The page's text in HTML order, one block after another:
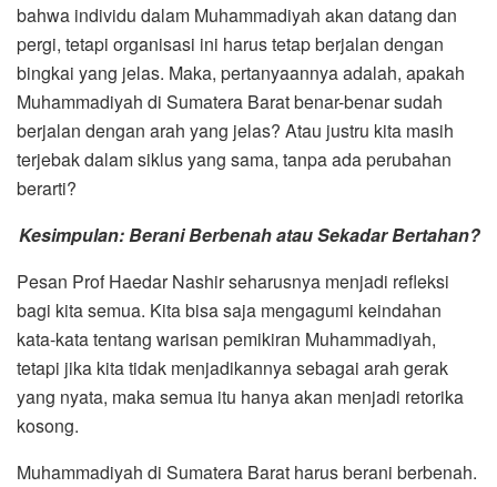
bahwa individu dalam Muhammadiyah akan datang dan
pergi, tetapi organisasi ini harus tetap berjalan dengan
bingkai yang jelas. Maka, pertanyaannya adalah, apakah
Muhammadiyah di Sumatera Barat benar-benar sudah
berjalan dengan arah yang jelas? Atau justru kita masih
terjebak dalam siklus yang sama, tanpa ada perubahan
berarti?
Kesimpulan: Berani Berbenah atau Sekadar Bertahan?
Pesan Prof Haedar Nashir seharusnya menjadi refleksi
bagi kita semua. Kita bisa saja mengagumi keindahan
kata-kata tentang warisan pemikiran Muhammadiyah,
tetapi jika kita tidak menjadikannya sebagai arah gerak
yang nyata, maka semua itu hanya akan menjadi retorika
kosong.
Muhammadiyah di Sumatera Barat harus berani berbenah.